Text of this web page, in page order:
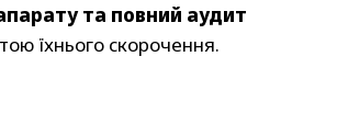
та повний аудит
їхнього скорочення.